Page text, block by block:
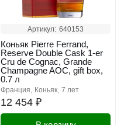
Артикул: 640153
12 454 ₽
Коньяк Pierre Ferrand,
Reserve Double Cask 1-er
Cru de Cognac, Grande
Champagne AOC, gift box,
0.7 л
франция коньяк 7 лет